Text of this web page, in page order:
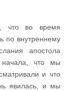
что во время
по внутреннему
апостола
что мы
и что
явилась, и мы